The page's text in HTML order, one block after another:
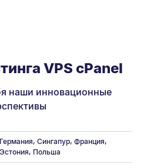
VPS cPanel
наши инновационные
Германия,Сингапур,Франция,
Эстония, Польша